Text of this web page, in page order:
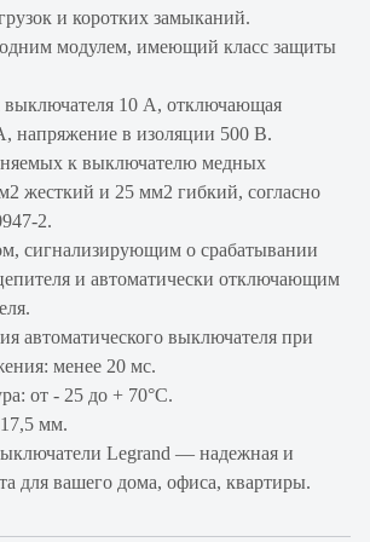
и коротких замыканий.
модулем, имеющий класс защиты
10 А, отключающая
напряжение в изоляции 500 В.
к выключателю медных
жесткий и 25 мм2 гибкий, согласно
2.
сигнализирующим о срабатывании
и автоматически отключающим
автоматического выключателя при
менее 20 мс.
от - 25 до + 70°С.
мм.
Legrand — надежная и
для вашего дома, офиса, квартиры.